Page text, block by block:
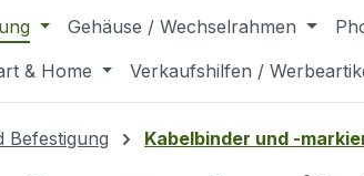
Gehäuse / Wechselrahmen
& Home Verkaufshilfen /
Befestigung Kabelbinder und -